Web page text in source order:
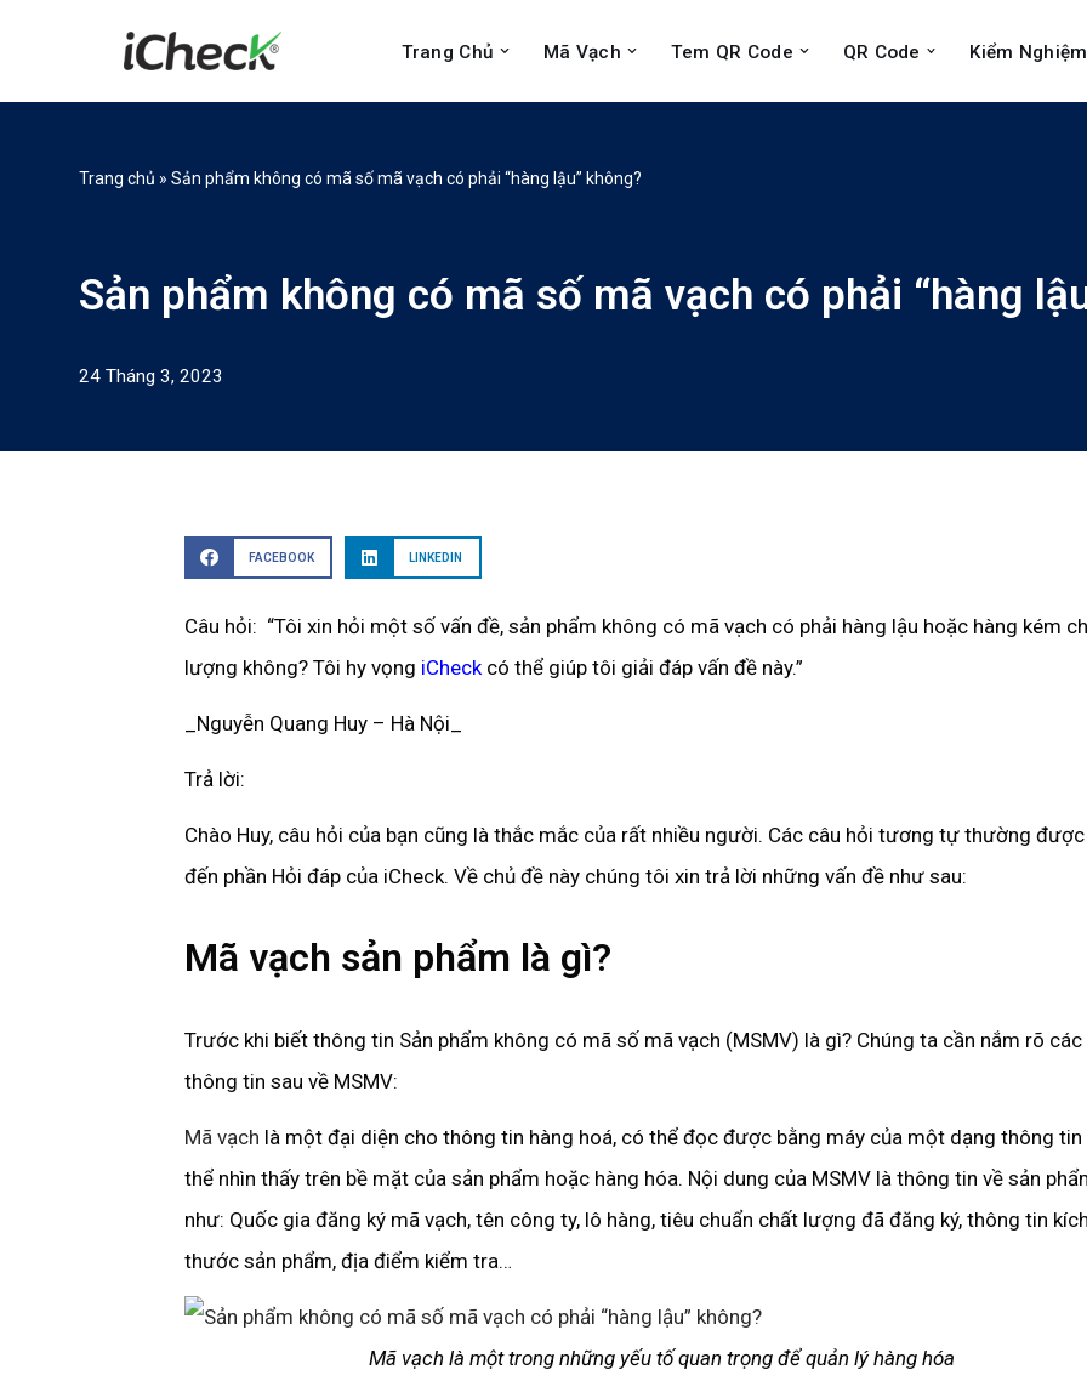
tới
Trang Chủ Mã Vạch Tem QR Code QR Code Kiểm
Trang chủ » Sản phẩm không có mã số mã vạch có phải “hàng lậu” không?
Sản phẩm không có mã số mã vạch có phải “hàng
24 Tháng 3, 2023
FACEBOOK LINKEDIN
Câu hỏi: “Tôi xin hỏi một số vấn đề, sản phẩm không có mã vạch có phải hàng lậu hoặc hàng kém
lượng không? Tôi hy vọng iCheckcó thể giúp tôi giải đáp vấn đề này.”
_Nguyễn Quang Huy – Hà Nội_
Trả lời:
Chào Huy, câu hỏi của bạn cũng là thắc mắc của rất nhiều người. Các câu hỏi tương tự thường
đến phần Hỏi đáp của iCheck. Về chủ đề này chúng tôi xin trả lời những vấn đề như sau:
Mã vạch sản phẩm là gì?
Trước khi biết thông tin Sản phẩm không có mã số mã vạch (MSMV) là gì? Chúng ta cần nắm rõ các
thông tin sau về MSMV:
Mã vạch là một đại diện cho thông tin hàng hoá, có thể đọc được bằng máy của một dạng thông tin
thể nhìn thấy trên bề mặt của sản phẩm hoặc hàng hóa. Nội dung của MSMV là thông tin về sản
như: Quốc gia đăng ký mã vạch, tên công ty, lô hàng, tiêu chuẩn chất lượng đã đăng ký, thông tin kích
thước sản phẩm, địa điểm kiểm tra…
Mã vạch là một trong những yếu tố quan trọng để quản lý hàng hóa